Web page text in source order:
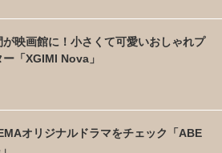
が映画館に！小さくて可愛いおしゃれプ
「XGIMI Nova」
オリジナルドラマをチェック「ABE